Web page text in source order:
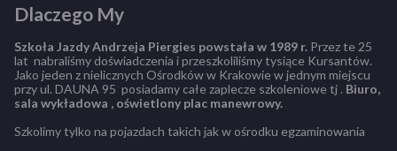
Dlaczego My
Szkoła Jazdy Andrzeja Piergies powstała w 1989 r. Przez te 25
lat nabraliśmy doświadczenia i przeszkoliliśmy tysiące Kursantów.
Jako jeden z nielicznych Ośrodków w Krakowie w jednym miejscu
przy ul. DAUNA 95 posiadamy całe zaplecze szkoleniowe tj . Biuro,
sala wykładowa , oświetlony plac manewrowy.
Szkolimy tylko na pojazdach takich jak w ośrodku egzaminowania